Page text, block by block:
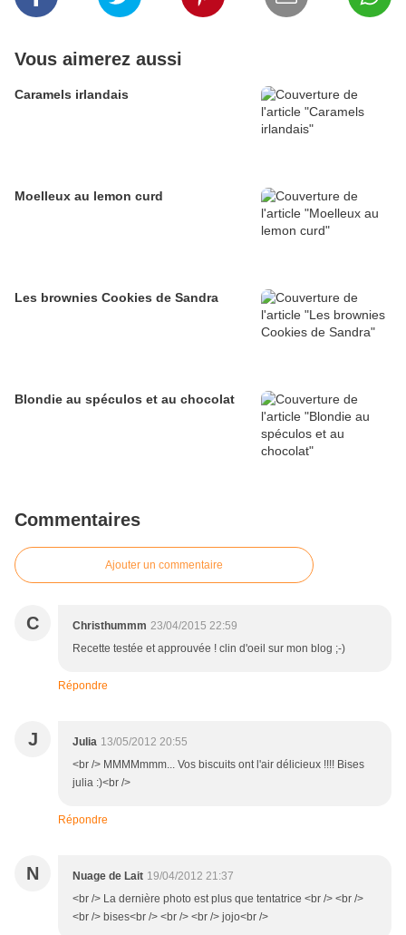
Vous aimerez aussi
Caramels irlandais
Moelleux au lemon curd
Les brownies Cookies de Sandra
Blondie au spéculos et au chocolat
Commentaires
Ajouter un commentaire
C Christhummm 23/04/2015 22:59
Recette testée et approuvée ! clin d'oeil sur mon blog ;-)
Répondre
J Julia 13/05/2012 20:55
<br /> MMMMmmm... Vos biscuits ont l'air délicieux !!!! Bises
julia :)<br />
Répondre
N Nuage de Lait 19/04/2012 21:37
<br /> La dernière photo est plus que tentatrice <br /> <br />
<br /> bises<br /> <br /> <br /> jojo<br />